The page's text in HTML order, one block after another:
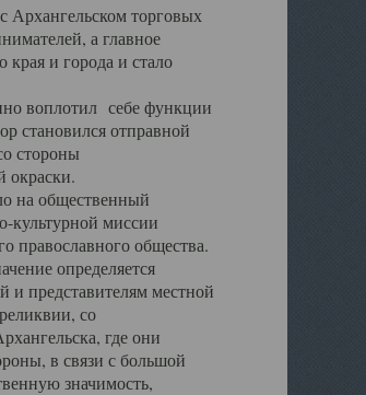
Архангельском торговых
а главное
края и города и стало
воплотил себе функции
становился отправной
стороны
окраски.
на общественный
культурной миссии
православного общества.
определяется
и представителям местной
со
где они
в связи с большой
значимость,